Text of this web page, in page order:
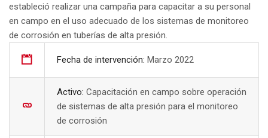
estableció realizar una campaña para capacitar a su personal
en campo en el uso adecuado de los sistemas de monitoreo
de corrosión en tuberías de alta presión.
Fecha de intervención: Marzo 2022
Activo: Capacitación en campo sobre operación
de sistemas de alta presión para el monitoreo
de corrosión